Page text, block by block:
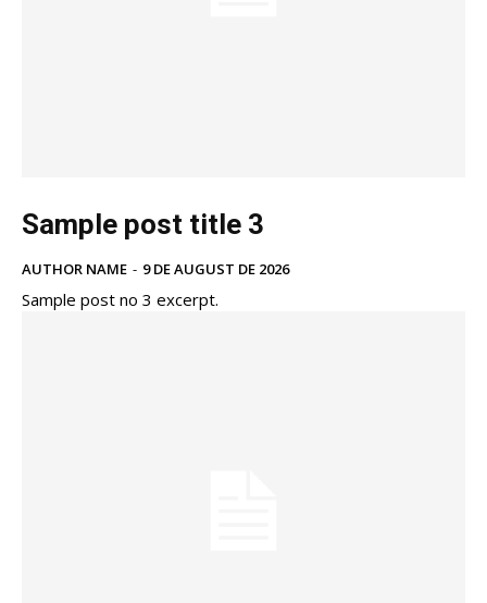
Sample post title 3
AUTHOR NAME - 9 DE AUGUST DE 2026
Sample post no 3 excerpt.